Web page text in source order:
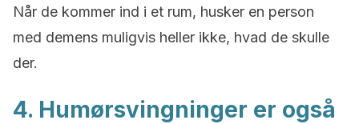
Når de kommer ind i et rum, husker en person
med demens muligvis heller ikke, hvad de skulle
der.
4. Humørsvingninger er også